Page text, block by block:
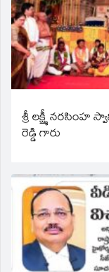
శ్రీ లక్ష్మీ నరసింహ
రెడ్డి గారు